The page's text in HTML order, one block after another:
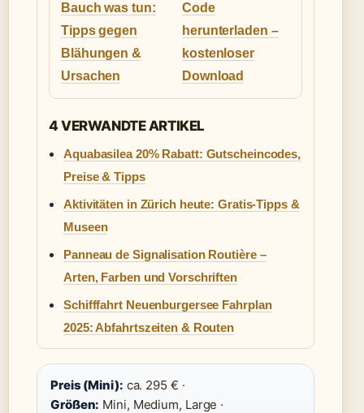
Bauch was tun:
Tipps gegen
Blähungen &
Ursachen
Code
herunterladen –
kostenloser
Download
4 VERWANDTE ARTIKEL
Aquabasilea 20% Rabatt: Gutscheincodes,
Preise & Tipps
Aktivitäten in Zürich heute: Gratis-Tipps &
Museen
Panneau de Signalisation Routière –
Arten, Farben und Vorschriften
Schifffahrt Neuenburgersee Fahrplan
2025: Abfahrtszeiten & Routen
Preis (Mini): ca. 295 € ·
Größen: Mini, Medium, Large ·